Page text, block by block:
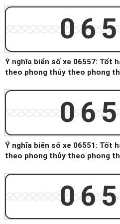
Ý nghĩa biển số xe 06557: Tốt
theo phong thủy theo phong
Ý nghĩa biển số xe 06551: Tốt
theo phong thủy theo phong